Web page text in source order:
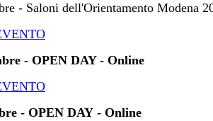
- Saloni dell'Orientamento Modena
- OPEN DAY - Online
- OPEN DAY - Online